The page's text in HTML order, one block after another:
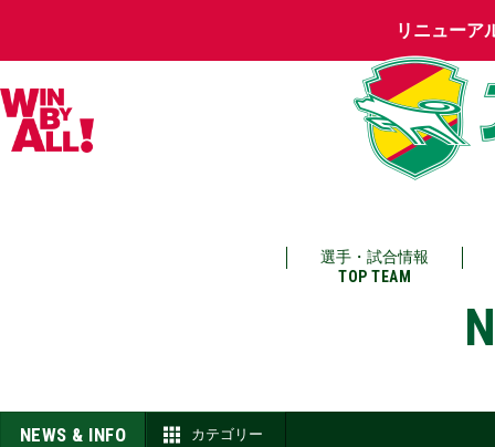
リニューア
選手・試合情報
TOP TEAM
NEWS & INFO カテゴリー